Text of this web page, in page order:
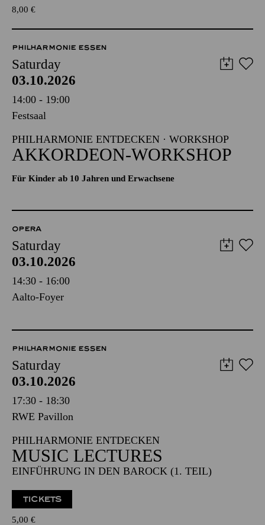
8,00 €
PHILHARMONIE ESSEN
Saturday
03.10.2026
14:00 - 19:00
Festsaal
PHILHARMONIE ENTDECKEN · WORKSHOP
AKKORDEON-WORKSHOP
Für Kinder ab 10 Jahren und Erwachsene
OPERA
Saturday
03.10.2026
14:30 - 16:00
Aalto-Foyer
PHILHARMONIE ESSEN
Saturday
03.10.2026
17:30 - 18:30
RWE Pavillon
PHILHARMONIE ENTDECKEN
MUSIC LECTURES
EINFÜHRUNG IN DEN BAROCK (1. TEIL)
TICKETS
5,00 €